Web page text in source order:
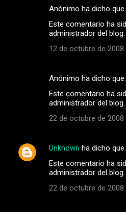
Anónimo ha dicho que…
Este comentario ha
administrador del blog.
12 de octubre de 2008
Anónimo ha dicho que…
Este comentario ha
administrador del blog.
22 de octubre de 2008
Unknown ha dicho que…
Este comentario ha
administrador del blog.
22 de octubre de 2008